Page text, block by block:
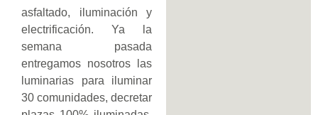
asfaltado, iluminación y
electrificación. Ya la
semana pasada
entregamos nosotros las
luminarias para iluminar
30 comunidades, decretar